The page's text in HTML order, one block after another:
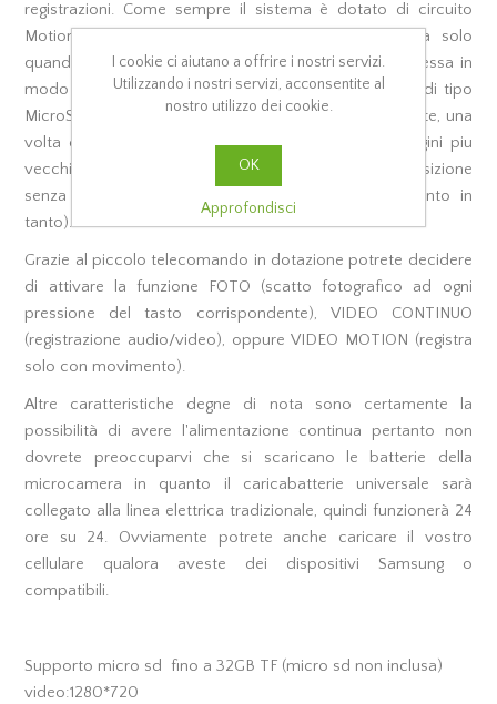
registrazioni. Come sempre il sistema è dotato di circuito
Motion che vi permetterà di attivare la telecamera solo
quando si verificheranno spostamenti davanti alla stessa in
modo tale da risparmiare notevolmente la memoria di tipo
MicroSd (non fornita) e la funzione Ciclica che permette, una
volta esaurita la memoria, di sovrascrivere le immagini piu
vecchie (avrete quindi sempre le ultime ore a disposizione
senza dovervi curare di svuotare la memoria di tanto in
tanto).
Grazie al piccolo telecomando in dotazione potrete decidere
di attivare la funzione FOTO (scatto fotografico ad ogni
pressione del tasto corrispondente), VIDEO CONTINUO
(registrazione audio/video), oppure VIDEO MOTION (registra
solo con movimento).
Altre caratteristiche degne di nota sono certamente la
possibilità di avere l'alimentazione continua pertanto non
dovrete preoccuparvi che si scaricano le batterie della
microcamera in quanto il caricabatterie universale sarà
collegato alla linea elettrica tradizionale, quindi funzionerà 24
ore su 24. Ovviamente potrete anche caricare il vostro
cellulare qualora aveste dei dispositivi Samsung o
compatibili.
Supporto micro sd fino a 32GB TF (micro sd non inclusa)
video:1280*720
I cookie ci aiutano a offrire i nostri servizi.
Utilizzando i nostri servizi, acconsentite al
nostro utilizzo dei cookie.
OK
Approfondisci